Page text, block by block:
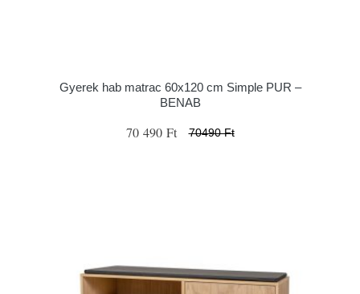
Gyerek hab matrac 60x120 cm Simple PUR –
BENAB
70 490 Ft 70490 Ft